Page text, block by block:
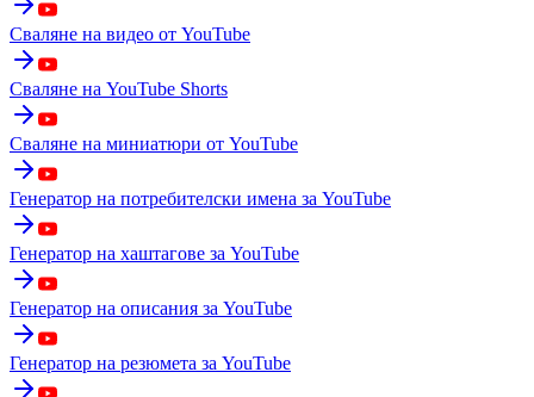
Сваляне на видео от YouTube
Сваляне на YouTube Shorts
Сваляне на миниатюри от YouTube
Генератор на потребителски имена за YouTube
Генератор на хаштагове за YouTube
Генератор на описания за YouTube
Генератор на резюмета за YouTube